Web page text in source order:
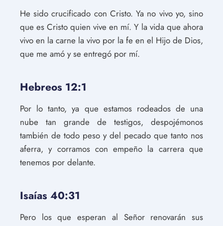
He sido crucificado con Cristo. Ya no vivo yo, sino
que es Cristo quien vive en mí. Y la vida que ahora
vivo en la carne la vivo por la fe en el Hijo de Dios,
que me amó y se entregó por mí.
Hebreos 12:1
Por lo tanto, ya que estamos rodeados de una
nube tan grande de testigos, despojémonos
también de todo peso y del pecado que tanto nos
aferra, y corramos con empeño la carrera que
tenemos por delante.
Isaías 40:31
Pero los que esperan al Señor renovarán sus